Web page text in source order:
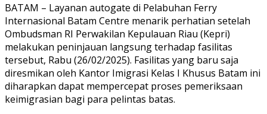
BATAM – Layanan autogate di Pelabuhan Ferry
Internasional Batam Centre menarik perhatian setelah
Ombudsman RI Perwakilan Kepulauan Riau (Kepri)
melakukan peninjauan langsung terhadap fasilitas
tersebut, Rabu (26/02/2025). Fasilitas yang baru saja
diresmikan oleh Kantor Imigrasi Kelas I Khusus Batam ini
diharapkan dapat mempercepat proses pemeriksaan
keimigrasian bagi para pelintas batas.